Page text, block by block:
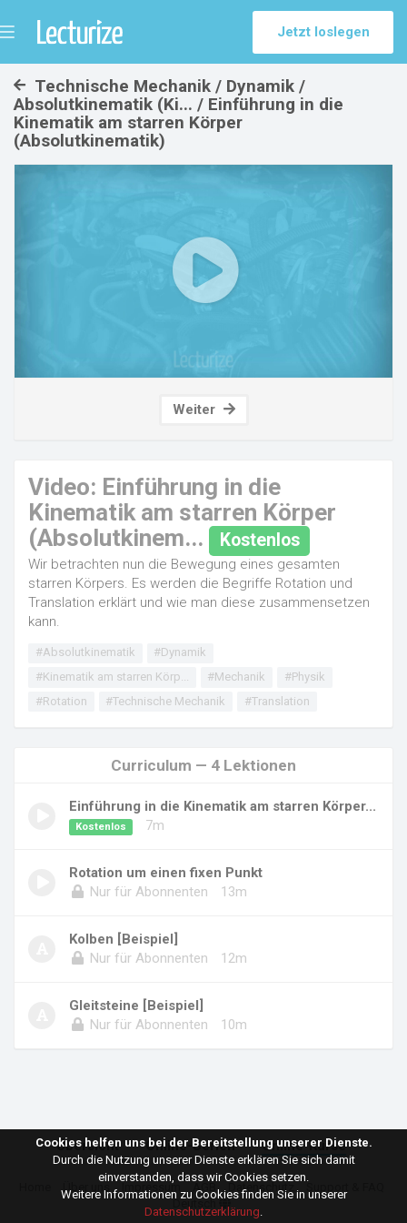
Jetzt loslegen
Technische Mechanik / Dynamik /
Absolutkinematik (Ki... / Einführung in die
Kinematik am starren Körper
(Absolutkinematik)
Play
Video
Weiter
Video: Einführung in die
Kinematik am starren Körper
(Absolutkinem...
Kostenlos
Wir betrachten nun die Bewegung eines gesamten
starren Körpers. Es werden die Begriffe Rotation und
Translation erklärt und wie man diese zusammensetzen
kann.
#Absolutkinematik
#Dynamik
#Kinematik am starren Körp...
#Mechanik
#Physik
#Rotation
#Technische Mechanik #Translation
Curriculum — 4 Lektionen
Einführung in die Kinematik am starren Körper...
Kostenlos 7m
Rotation um einen fixen Punkt
Nur für Abonnenten
13m
Kolben [Beispiel]
Nur für Abonnenten
12m
Gleitsteine [Beispiel]
Nur für Abonnenten
10m
Übersicht Online-Serien Online-Kurse
Impressum Datenschutz
Deutsch
Cookies helfen uns bei der Bereitstellung unserer Dienste.
Durch die Nutzung unserer Dienste erklären Sie sich damit
einverstanden, dass wir Cookies setzen.
Weitere Informationen zu Cookies finden Sie in unserer
Datenschutzerklärung.